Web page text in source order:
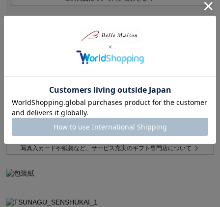
上質な包装紙が選べるこだわりの贈り物。別便で丁寧にお届け。
愛らしいパッケージに包まれた紅茶とコーヒーのドリンクギフト。
無糖タイプなのでお好みに合わせてミルクやガムシロップを入れて
お楽しみいただけます。
写真入カードや紙袋など、サービス充実のギフト専門店について